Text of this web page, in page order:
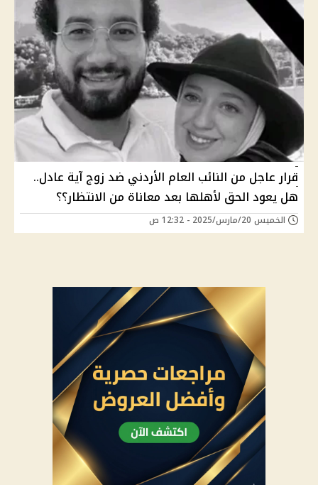
قرار عاجل من النائب العام الأردني ضد زوج آية عادل..
هل يعود الحق لأهلها بعد معاناة من الانتظار؟؟
الخميس 20/مارس/2025 - 12:32 ص